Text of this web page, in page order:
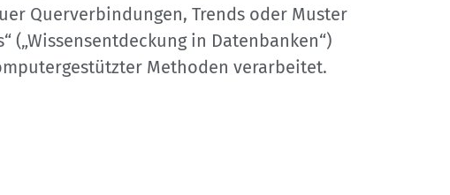
Querverbindungen, Trends oder Muster
(„Wissensentdeckung in Datenbanken“)
Methoden verarbeitet.